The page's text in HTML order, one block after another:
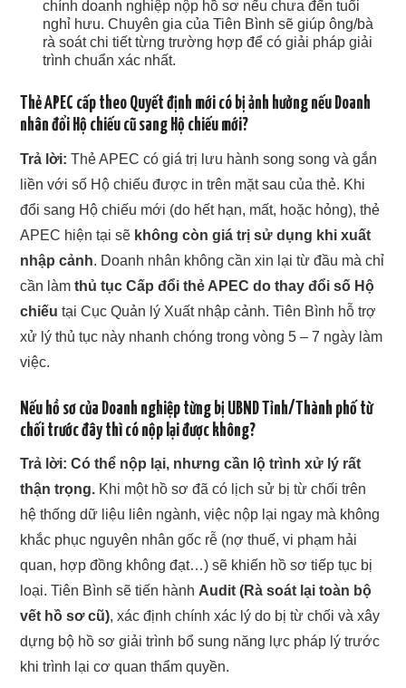
chính doanh nghiệp nộp hồ sơ nếu chưa đến tuổi
nghỉ hưu. Chuyên gia của Tiên Bình sẽ giúp ông/bà
rà soát chi tiết từng trường hợp để có giải pháp giải
trình chuẩn xác nhất.
Thẻ APEC cấp theo Quyết định mới có bị ảnh hưởng nếu Doanh
nhân đổi Hộ chiếu cũ sang Hộ chiếu mới?
Trả lời: Thẻ APEC có giá trị lưu hành song song và gắn
liền với số Hộ chiếu được in trên mặt sau của thẻ. Khi
đổi sang Hộ chiếu mới (do hết hạn, mất, hoặc hỏng), thẻ
APEC hiện tại sẽ không còn giá trị sử dụng khi xuất
nhập cảnh. Doanh nhân không cần xin lại từ đầu mà chỉ
cần làmthủ tục Cấp đổi thẻ APEC do thay đổi số Hộ
chiếu tại Cục Quản lý Xuất nhập cảnh. Tiên Bình hỗ trợ
xử lý thủ tục này nhanh chóng trong vòng 5 – 7 ngày làm
việc.
Nếu hồ sơ của Doanh nghiệp từng bị UBND Tỉnh/Thành phố từ
chối trước đây thì có nộp lại được không?
Trả lời: Có thể nộp lại, nhưng cần lộ trình xử lý rất
thận trọng. Khi một hồ sơ đã có lịch sử bị từ chối trên
hệ thống dữ liệu liên ngành, việc nộp lại ngay mà không
khắc phục nguyên nhân gốc rễ (nợ thuế, vi phạm hải
quan, hợp đồng không đạt…) sẽ khiến hồ sơ tiếp tục bị
loại. Tiên Bình sẽ tiến hành Audit (Rà soát lại toàn bộ
vết hồ sơ cũ), xác định chính xác lý do bị từ chối và xây
dựng bộ hồ sơ giải trình bổ sung năng lực pháp lý trước
khi trình lại cơ quan thẩm quyền.